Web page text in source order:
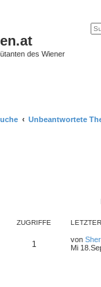
des Wiener
Unbeantwortete
ZUGRIFFE
1 von
Mi